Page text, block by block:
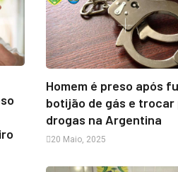
Homem é preso após
botijão de gás e trocar
drogas na Argentina
20 Maio, 2025